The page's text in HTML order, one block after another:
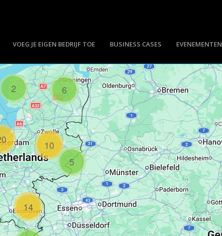
VOEG JE EIGEN BEDRIJF TOE BUSINESS CASES EVENEMENTEN
2 6
10
5
14